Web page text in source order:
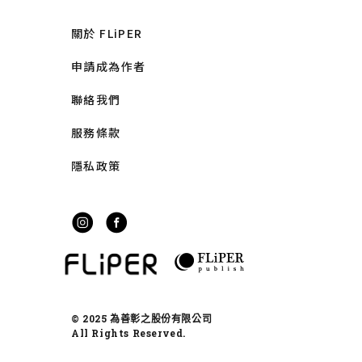
關於 FLiPER
申請成為作者
聯絡我們
服務條款
隱私政策
© 2025 為善彰之股份有限公司
All Rights Reserved.